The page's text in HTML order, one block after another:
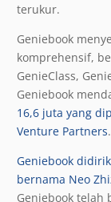
terukur.
Geniebook
komprehensif,
GenieClass,
Geniebook
16,6 juta yang
Venture Partners.
Geniebook
bernama Neo
Geniebook